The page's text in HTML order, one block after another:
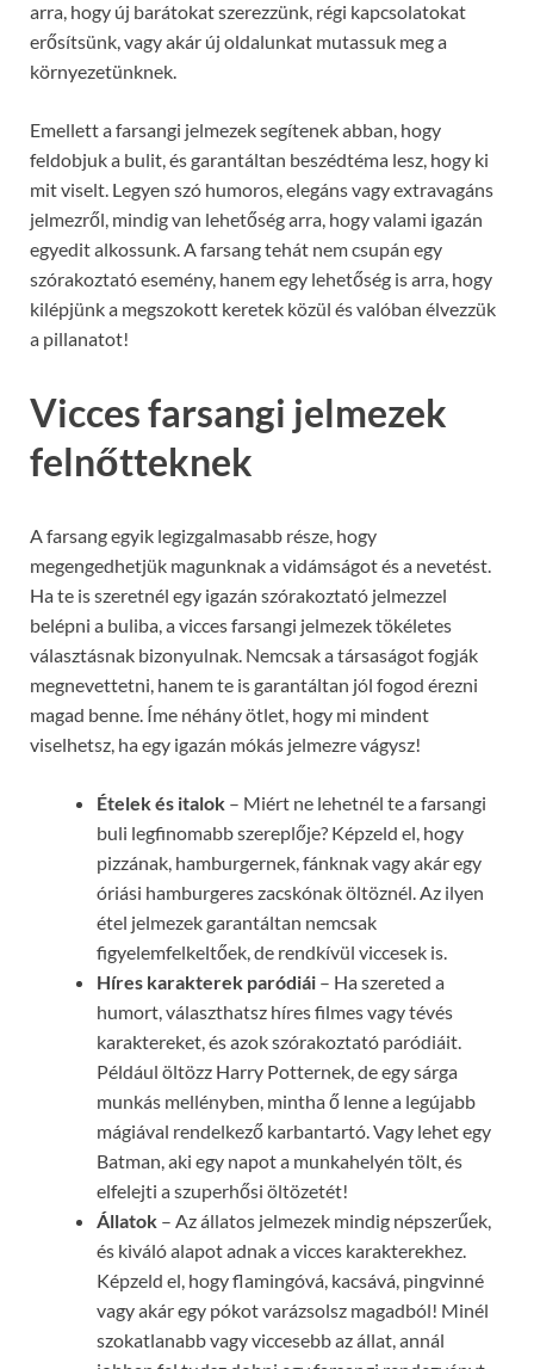
arra, hogy új barátokat szerezzünk, régi kapcsolatokat
erősítsünk, vagy akár új oldalunkat mutassuk meg a
környezetünknek.
Emellett a farsangi jelmezek segítenek abban, hogy
feldobjuk a bulit, és garantáltan beszédtéma lesz, hogy ki
mit viselt. Legyen szó humoros, elegáns vagy extravagáns
jelmezről, mindig van lehetőség arra, hogy valami igazán
egyedit alkossunk. A farsang tehát nem csupán egy
szórakoztató esemény, hanem egy lehetőség is arra, hogy
kilépjünk a megszokott keretek közül és valóban élvezzük
a pillanatot!
Vicces farsangi jelmezek
felnőtteknek
A farsang egyik legizgalmasabb része, hogy
megengedhetjük magunknak a vidámságot és a nevetést.
Ha te is szeretnél egy igazán szórakoztató jelmezzel
belépni a buliba, a vicces farsangi jelmezek tökéletes
választásnak bizonyulnak. Nemcsak a társaságot fogják
megnevettetni, hanem te is garantáltan jól fogod érezni
magad benne. Íme néhány ötlet, hogy mi mindent
viselhetsz, ha egy igazán mókás jelmezre vágysz!
Ételek és italok – Miért ne lehetnél te a farsangi
buli legfinomabb szereplője? Képzeld el, hogy
pizzának, hamburgernek, fánknak vagy akár egy
óriási hamburgeres zacskónak öltöznél. Az ilyen
étel jelmezek garantáltan nemcsak
figyelemfelkeltőek, de rendkívül viccesek is.
Híres karakterek paródiái – Ha szereted a
humort, választhatsz híres filmes vagy tévés
karaktereket, és azok szórakoztató paródiáit.
Például öltözz Harry Potternek, de egy sárga
munkás mellényben, mintha ő lenne a legújabb
mágiával rendelkező karbantartó. Vagy lehet egy
Batman, aki egy napot a munkahelyén tölt, és
elfelejti a szuperhősi öltözetét!
Állatok – Az állatos jelmezek mindig népszerűek,
és kiváló alapot adnak a vicces karakterekhez.
Képzeld el, hogy flamingóvá, kacsává, pingvinné
vagy akár egy pókot varázsolsz magadból! Minél
szokatlanabb vagy viccesebb az állat, annál